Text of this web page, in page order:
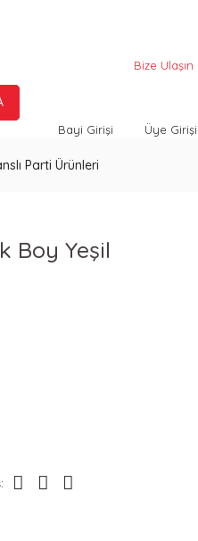
Bize Ulaşın
Bayi Girişi Üye Girişi
Parti Ürünleri
Boy Yeşil